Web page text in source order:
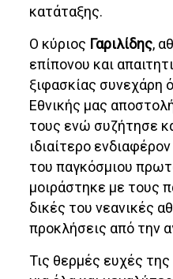
κατάταξης.
Ο κύριος Γαριλίδης,
επίπονου και
ξιφασκίας συνεχάρη
Εθνικής μας
τους ενώ συζήτησε
ιδιαίτερο
του παγκόσμιου
μοιράστηκε με τους
δικές του νεανικές
προκλήσεις από την
Τις θερμές ευχές